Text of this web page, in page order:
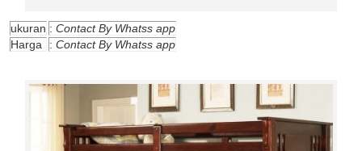
ukuran : Contact By Whatss app
Harga
: Contact By Whatss app